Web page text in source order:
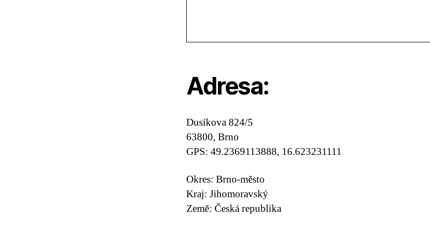
Adresa:
Dusíkova 824/5
63800, Brno
GPS: 49.2369113888, 16.623231111
Okres: Brno-město
Kraj: Jihomoravský
Země: Česká republika